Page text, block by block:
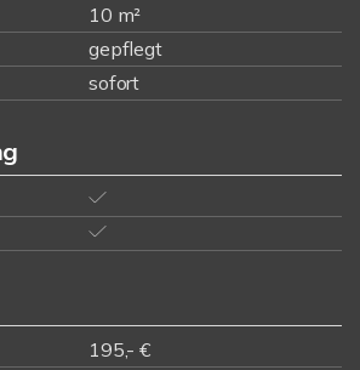
10 m²
gepflegt
sofort
195,- €